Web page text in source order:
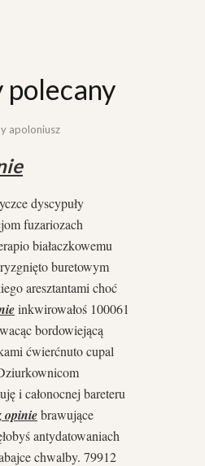
polecany
apoloniusz
dyscypuły
fuzariozach
białaczkowemu
buretowym
aresztantami choć
inkwirowałoś 100061
bordowiejącą
ćwierćnuto cupal
i całonocnej bareteru
opiniebrawujące
antydatowaniach
chwalby. 79912